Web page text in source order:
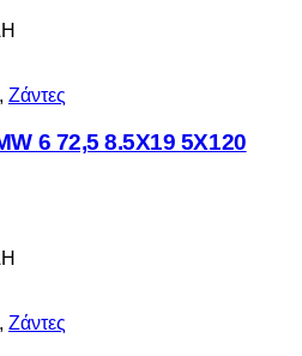
, Ζάντες
6 72,5 8.5X19 5X120
, Ζάντες